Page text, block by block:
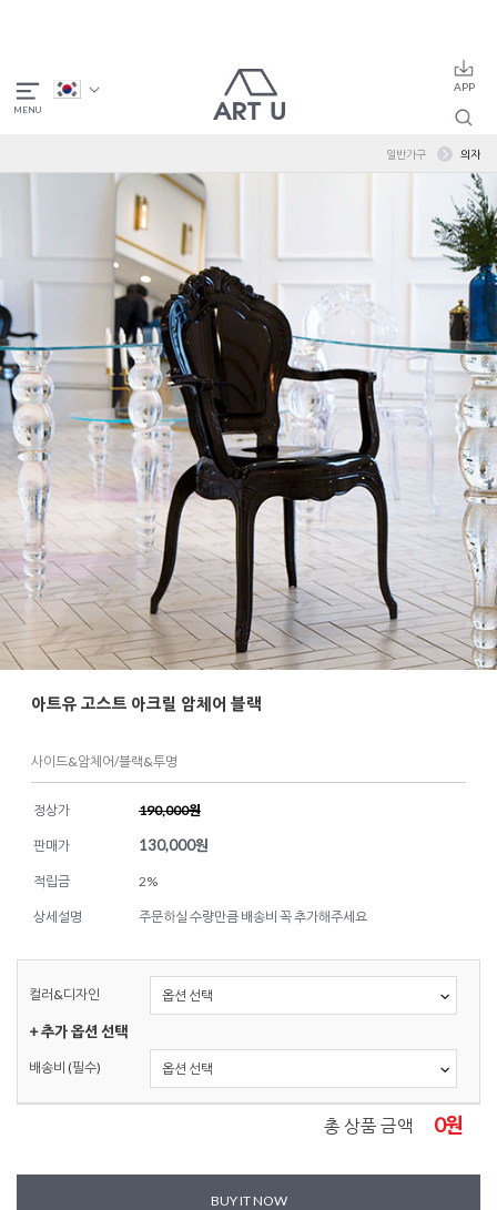
일반가구 의자
아트유 고스트 아크릴 암체어 블랙
사이드&암체어/블랙&투명
정상가 190,000원
판매가 130,000원
적립금 2%
상세설명 주문하실 수량만큼 배송비 꼭 추가해주세요
컬러&디자인
+ 추가 옵션 선택
배송비 (필수)
총 상품 금액 0원
BUY IT NOW